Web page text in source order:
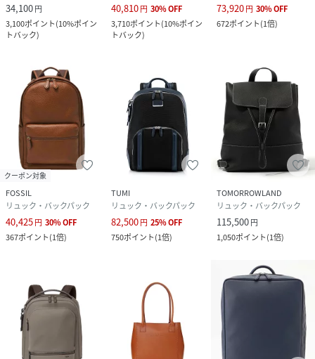
34,100円
3,100ポイント(10%ポイン
トバック)
40,810円 30%OFF
3,710ポイント(10%ポイン
トバック)
73,920円 30%OFF
672ポイント(1倍)
クーポン対象
FOSSIL
リュック・バックパック
40,425円 30%OFF
367ポイント(1倍)
TUMI
リュック・バックパック
82,500円 25%OFF
750ポイント(1倍)
TOMORROWLAND
リュック・バックパック
115,500円
1,050ポイント(1倍)